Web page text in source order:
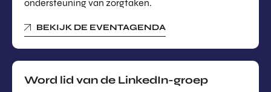
ondersteuning van zorgtaken.
BEKIJK DE EVENTAGENDA
Word lid van de LinkedIn-groep